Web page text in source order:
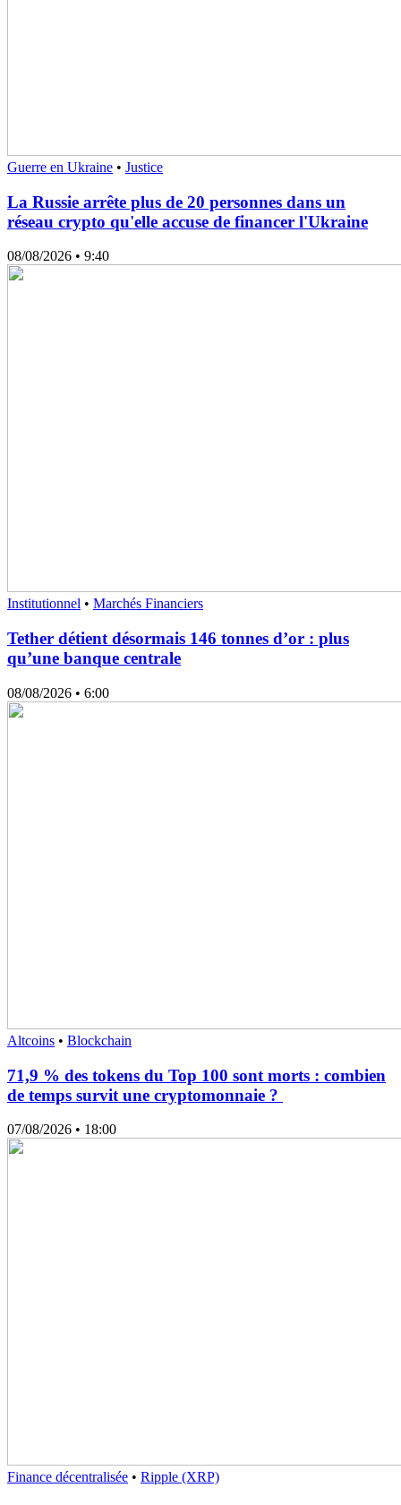
Guerre en Ukraine • Justice
La Russie arrête plus de 20 personnes dans un
réseau crypto qu'elle accuse de financer l'Ukraine
08/08/2026 • 9:40
Institutionnel • Marchés Financiers
Tether détient désormais 146 tonnes d’or : plus
qu’une banque centrale
08/08/2026 • 6:00
Altcoins • Blockchain
71,9 % des tokens du Top 100 sont morts : combien
de temps survit une cryptomonnaie ?
07/08/2026 • 18:00
Finance décentralisée • Ripple (XRP)